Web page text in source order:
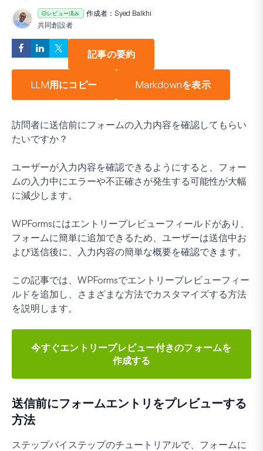
レビュー済み 作成者： Syed Balkhi
共同創設者
記事の要約
LLM用にコピー Markdownを表示
訪問者に送信前にフォームの入力内容を確認してもらい
たいですか？
ユーザーが入力内容を確認できるようにすると、フォー
ムの入力中にエラーや不正確さが発生する可能性が大幅
に減少します。
WPFormsにはエントリープレビューフィールドがあり、
フォームに簡単に追加できるため、ユーザーは送信中お
よび送信後に、入力内容の簡単な概要を確認できます。
この記事では、WPFormsでエントリープレビューフィー
ルドを追加し、さまざまな方法でカスタマイズする方法
を説明します。
今すぐエントリープレビュー付きのフォームを
作成する
送信前にフォームエントリをプレビューする
方法
ステップバイステップのチュートリアルで、フォームに